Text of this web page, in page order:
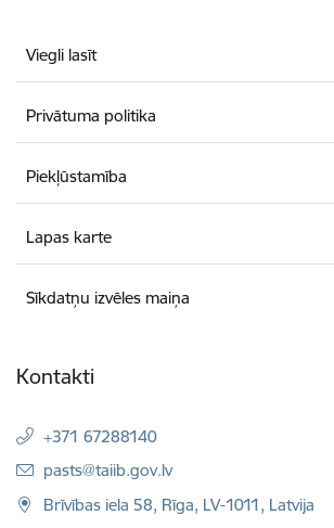
Viegli lasīt
Privātuma politika
Piekļūstamība
Lapas karte
Sīkdatņu izvēles maiņa
Kontakti
+371 67288140
E-pasts:
pasts@taiib.gov.lv
Brīvības iela 58, Rīga, LV-1011, Latvija